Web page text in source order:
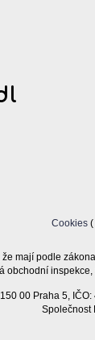
Cookies (
mají podle
00 Praha 5,
Společnost